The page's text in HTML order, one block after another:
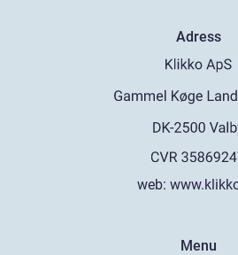
Adress
web:
Menu